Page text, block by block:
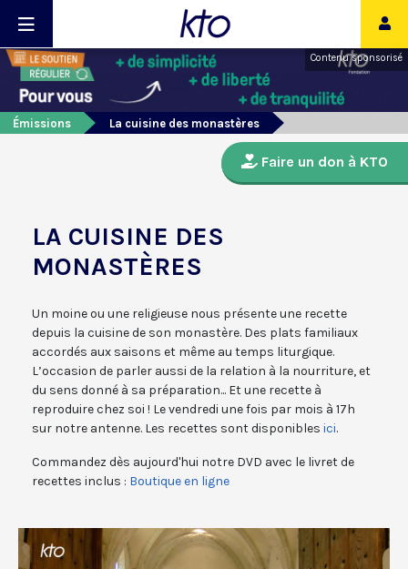
Contenu sponsorisé
Émissions La cuisine des monastères
Faire un don à KTO
LA CUISINE DES
MONASTÈRES
Un moine ou une religieuse nous présente une recette
depuis la cuisine de son monastère. Des plats familiaux
accordés aux saisons et même au temps liturgique.
L’occasion de parler aussi de la relation à la nourriture, et
du sens donné à sa préparation... Et une recette à
reproduire chez soi ! Le vendredi une fois par mois à 17h
sur notre antenne. Les recettes sont disponibles ici.
Commandez dès aujourd'hui notre DVD avec le livret de
recettes inclus : Boutique en ligne